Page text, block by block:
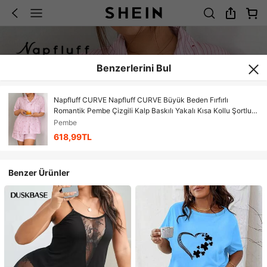
Benzerlerini Bul
Napfluff CURVE Napfluff CURVE Büyük Beden Fırfırlı
Romantik Pembe Çizgili Kalp Baskılı Yakalı Kısa Kollu Şortlu
Pijama Takımı
Pembe
618,99TL
Benzer Ürünler